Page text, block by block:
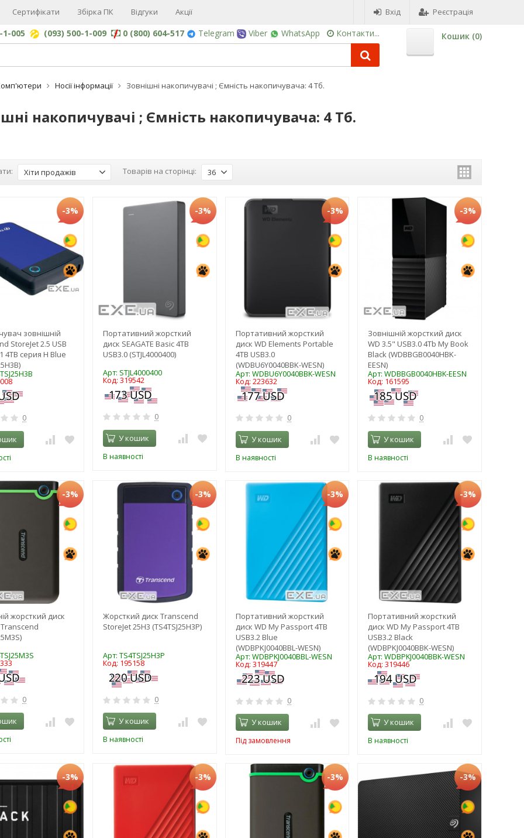
Сертифікати Збірка ПК Відгуки Акції Вхід Реєстрація
1-005 (093) 500-1-009 0 (800) 604-517 Telegram Viber WhatsApp Контакти... Кошик (0)
Носії інформації Зовнішні накопичувачі ; Ємність накопичувача: 4 Тб.
накопичувачі ; Ємність накопичувача: 4 Тб.
Хіти продажів Товарів на сторінці: 36
-3%
зовнішній
StoreJet 2.5 USB
4TB серия H Blue
0
-3%
Портативний жорсткий
диск SEAGATE Basic 4TB
USB3.0 (STJL4000400)
Арт: STJL4000400
Код: 319542
0
У кошик
В наявності
-3%
Портативний жорсткий
диск WD Elements Portable
4TB USB3.0
(WDBU6Y0040BBK-WESN)
Арт: WDBU6Y0040BBK-WESN
Код: 223632
0
У кошик
В наявності
-3%
Зовнішній жорсткий диск
WD 3.5" USB3.0 4Tb My Book
Black (WDBBGB0040HBK-
EESN)
Арт: WDBBGB0040HBK-EESN
Код: 161595
0
У кошик
В наявності
-3%
жорсткий диск
0
-3%
Жорсткий диск Transcend
StoreJet 25H3 (TS4TSJ25H3P)
Арт: TS4TSJ25H3P
Код: 195158
0
У кошик
В наявності
-3%
Портативний жорсткий
диск WD My Passport 4TB
USB3.2 Blue
(WDBPKJ0040BBL-WESN)
Арт: WDBPKJ0040BBL-WESN
Код: 319447
0
У кошик
Під замовлення
-3%
Портативний жорсткий
диск WD My Passport 4TB
USB3.2 Black
(WDBPKJ0040BBK-WESN)
Арт: WDBPKJ0040BBK-WESN
Код: 319446
0
У кошик
В наявності
-3% -3% -3% -3%